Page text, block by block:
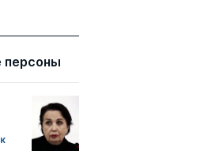
персоны